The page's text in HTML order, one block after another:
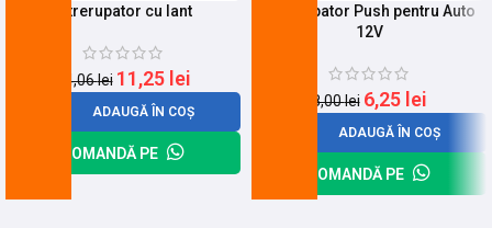
Intrerupator cu lant
14,06lei 11,25 lei
ADAUGĂ ÎN COȘ
COMANDĂ PE
Intrerupator Push pentru Auto
12V
8,00lei 6,25 lei
ADAUGĂ ÎN COȘ
COMANDĂ PE